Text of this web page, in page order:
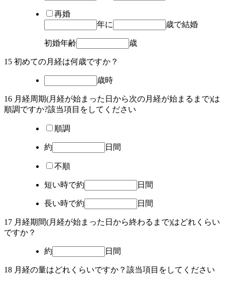
再婚
年に
歳で結婚
初婚年齢 歳
15 初めての月経は何歳ですか？
歳時
16 月経周期(月経が始まった日から次の月経が始まるまで)は
順調ですか?該当項目を してください
順調
約 日間
不順
短い時で約 日間
長い時で約 日間
17 月経期間(月経が始まった日から終わるまで)はどれくらい
ですか？
約 日間
18 月経の量はどれくらいですか？該当項目を してください